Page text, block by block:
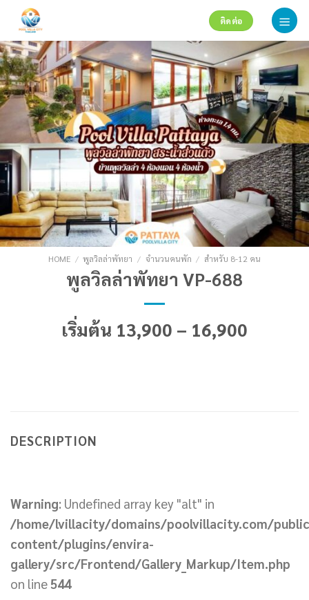
content
ติดต่อ
HOME / พูลวิลล่าพัทยา / จำนวนคนพัก / สำหรับ 8-12 คน
พูลวิลล่าพัทยา VP-688
เริ่มต้น 13,900 – 16,900
DESCRIPTION
Warning: Undefined array key "alt" in
/home/lvillacity/domains/poolvillacity.com/
content/plugins/envira-
gallery/src/Frontend/Gallery_Markup/Item.php
on line 544